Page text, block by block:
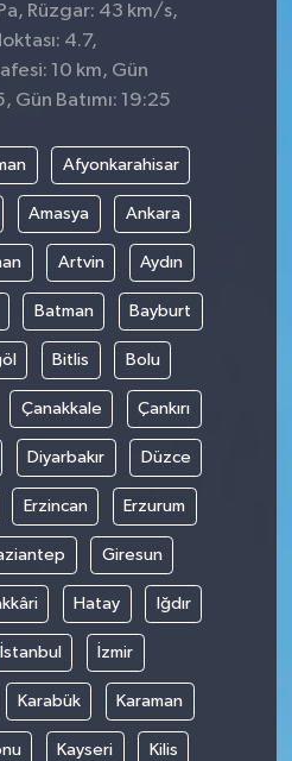
Rüzgar: 43 km/s,
4.7,
10 km, Gün
Gün Batımı: 19:25
Afyonkarahisar
Amasya Ankara
Artvin Aydın
Batman Bayburt
Bitlis Bolu
Çanakkale Çankırı
Diyarbakır Düzce
Erzincan Erzurum
Giresun
Hatay Iğdır
İstanbul İzmir
Karabük Karaman
Kayseri Kilis